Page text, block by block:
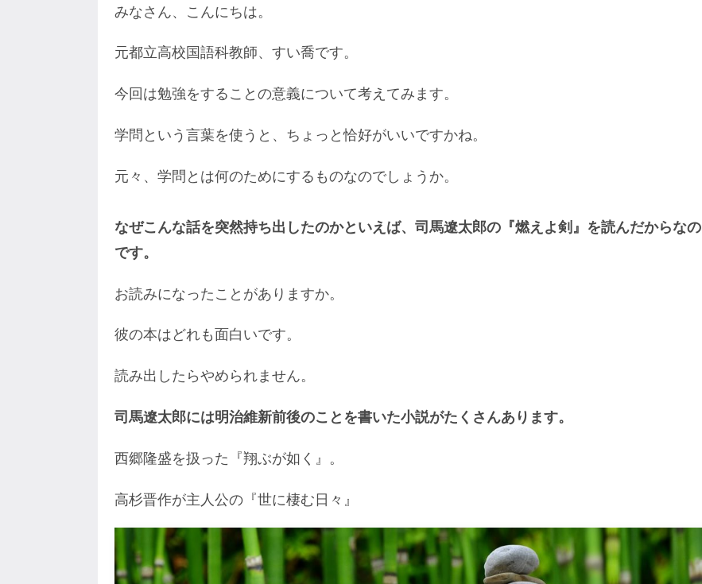
みなさん、こんにちは。
元都立高校国語科教師、すい喬です。
今回は勉強をすることの意義について考えてみます。
学問という言葉を使うと、ちょっと恰好がいいですかね。
元々、学問とは何のためにするものなのでしょうか。
なぜこんな話を突然持ち出したのかといえば、司馬遼太郎の『燃えよ剣』を読んだからなの
です。
お読みになったことがありますか。
彼の本はどれも面白いです。
読み出したらやめられません。
司馬遼太郎には明治維新前後のことを書いた小説がたくさんあります。
西郷隆盛を扱った『翔ぶが如く』。
高杉晋作が主人公の『世に棲む日々』